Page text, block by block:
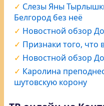
Слезы Яны
Белгород без неё
Новостной обзор
Признаки того, что
Новостной обзор
Каролина
шутовскую корону